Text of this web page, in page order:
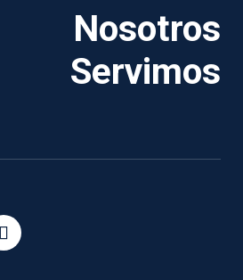
Nosotros
Servimos